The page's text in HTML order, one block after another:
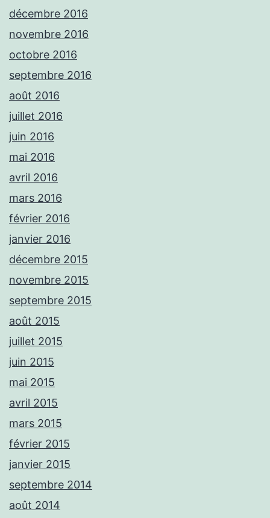
décembre 2016
novembre 2016
octobre 2016
septembre 2016
août 2016
juillet 2016
juin 2016
mai 2016
avril 2016
mars 2016
février 2016
janvier 2016
décembre 2015
novembre 2015
septembre 2015
août 2015
juillet 2015
juin 2015
mai 2015
avril 2015
mars 2015
février 2015
janvier 2015
septembre 2014
août 2014